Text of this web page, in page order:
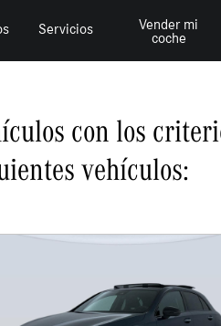
Servicios Vender mi
coche
con los
vehículos: